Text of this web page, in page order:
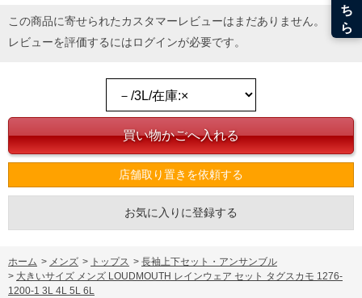
6L/176/88/172/99/28
[ボトム]
5L/115～130/80/51/160/120
6L/125～140/80/54/170/122
※【返品交換について】
返品交換希望の方は、商品到着後1週間以内にご連絡ください。
下着(肌着)やワイシャツは商品の性質上、返品交換不可とさせて頂いております。予め
※【ボトムの裾上げをご希望の場合】
出荷まで約1週間～20日間程お時間を頂く場合がございます。
尚、裾上げした商品は返品・交換不可となりますので、予めご了承下さい。
一部、お直しに対応出来ない商品がございます。(例：裾にファスナーや調節ひもが付
この商品に寄せられたカスタマーレビューはまだありません。
レビューを評価するにはログインが必要です。
店舗取り置きを依頼する
お気に入りに登録する
ホーム > メンズ > トップス > 長袖上下セット・アンサンブル
> 大きいサイズ メンズ LOUDMOUTH レインウェア セット タグスカモ 1276-
1200-1 3L 4L 5L 6L